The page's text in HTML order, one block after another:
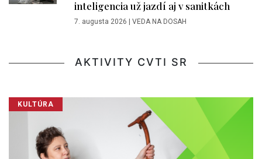
inteligencia už jazdí aj v sanitkách
7. augusta 2026 VEDA NA DOSAH
AKTIVITY CVTI SR
KULTÚRA